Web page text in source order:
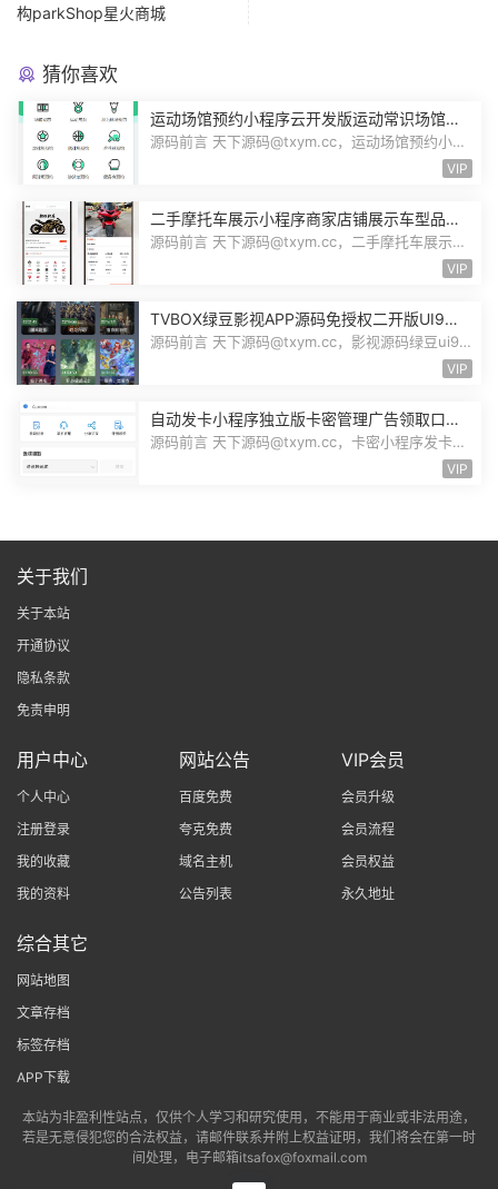
构parkShop星火商城
猜你喜欢
运动场馆预约小程序云开发版运动常识场馆动
态羽毛球健身房乒乓球预约管理预约凭证源码
源码前言 天下源码@txym.cc，运动场馆预约小程
VIP
二手摩托车展示小程序商家店铺展示车型品牌
管理摩托车信息发布用户交互联系源码
源码前言 天下源码@txym.cc，二手摩托车展示小
VIP
TVBOX绿豆影视APP源码免授权二开版UI9影
视排行榜TV端手机端完整版源码追剧影视
源码前言 天下源码@txym.cc，影视源码绿豆ui9
VIP
自动发卡小程序独立版卡密管理广告领取口令
领取裂变扩展流量主小程序Custom
源码前言 天下源码@txym.cc，卡密小程序发卡小
VIP
关于我们
关于本站
开通协议
隐私条款
免责申明
用户中心
个人中心
注册登录
我的收藏
我的资料
网站公告
百度免费
夸克免费
域名主机
公告列表
VIP会员
会员升级
会员流程
会员权益
永久地址
综合其它
网站地图
文章存档
标签存档
APP下载
本站为非盈利性站点，仅供个人学习和研究使用，不能用于商业或非法用途，
若是无意侵犯您的合法权益，请邮件联系并附上权益证明，我们将会在第一时
间处理，电子邮箱itsafox@foxmail.com